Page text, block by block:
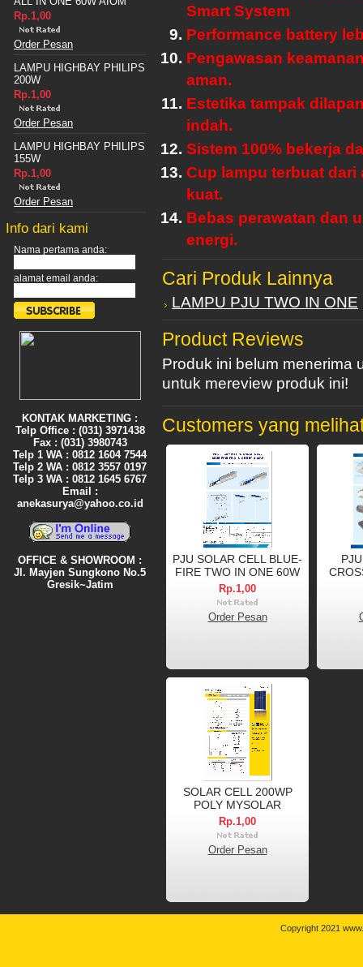
Rp.1,00
Order Pesan
LAMPU HIGHBAY PHILIPS
200W
Rp.1,00
Order Pesan
LAMPU HIGHBAY PHILIPS
155W
Rp.1,00
Order Pesan
Info dari kami
Nama pertama anda:
alamat email anda:
KONTAK MARKETING :
Telp Office : (031) 3971438
Fax : (031) 3980743
Telp 1 WA : 0812 1604 7544
Telp 2 WA : 0812 3557 0197
Telp 3 WA : 0812 1645 6767
Email :
anekasurya@yahoo.co.id
OFFICE & SHOWROOM :
Jl. Mayjen Sungkono No.5
Gresik~Jatim
Smart System
Performance battery
Pengawasan
aman.
Estetika tampak
indah.
Sistem 100% bekerja
Cup lampu terbuat
kuat.
Bebas perawatan dan
energi.
Cari Produk Lainnya
LAMPU PJU TWO IN ONE
Product Reviews
Produk ini belum menerima
untuk mereview produk ini!
Customers yang
PJU SOLAR CELL BLUE-
FIRE TWO IN ONE 60W
Rp.1,00
Order Pesan
SOLAR CELL 200WP
POLY MYSOLAR
Rp.1,00
Order Pesan
Copyright 2021